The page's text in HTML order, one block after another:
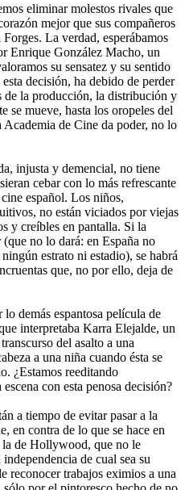
eliminar molestos rivales que
mejor que sus compañeros
La verdad, esperábamos
Enrique González Macho, un
su sensatez y su sentido
decisión, ha debido de perder
de la producción, la distribución y
se mueve, hasta los oropeles del
Academia de Cine da poder, no lo
injusta y demencial, no tiene
cebar con lo más refrescante
español. Los niños,
no están viciados por viejas
y creíbles en pantalla. Si la
no lo dará: en España no
estrato ni estadio), se habrá
que, no por ello, deja de
lo demás espantosa película de
interpretaba Karra Elejalde, un
del asalto a una
a una niña cuando ésta se
¿Estamos reeditando
con esta penosa decisión?
a tiempo de evitar pasar a la
en contra de lo que se hace en
la de Hollywood, que no le
de cual sea su
reconocer trabajos eximios a una